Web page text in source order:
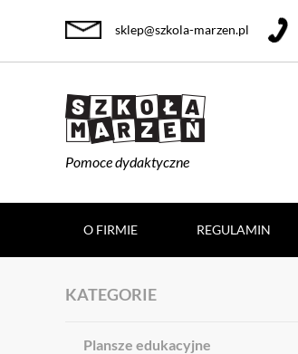
Pomoce dydaktyczne
sklep@szkola-marzen.pl
O FIRMIE REGULAMIN
KATEGORIE
Plansze edukacyjne